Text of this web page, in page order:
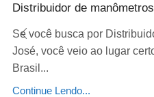
Distribuidor de
Se você busca por
José, você veio ao lugar
Brasil...
Continue Lendo...